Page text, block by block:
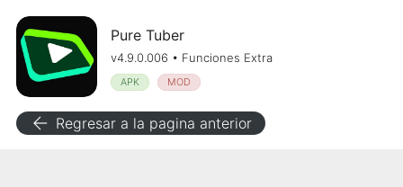
Pure Tuber
v4.9.0.006 • Funciones Extra
APK MOD
arrow_back Regresar a la pagina anterior